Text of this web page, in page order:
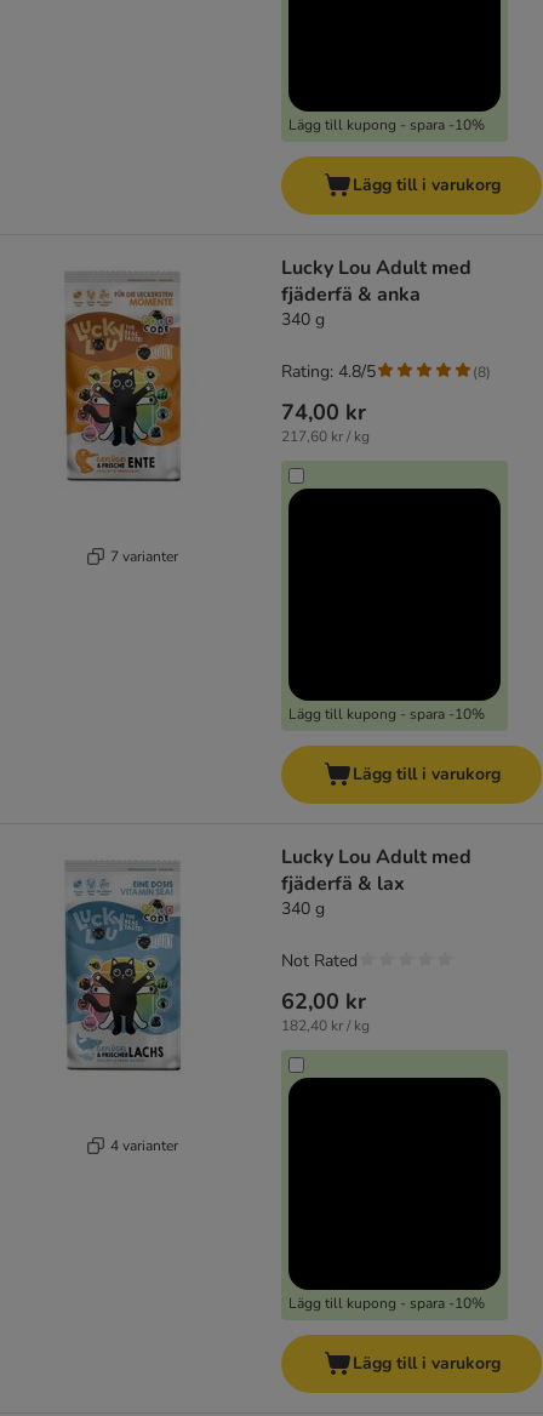
Lägg till kupong - spara -10%
Lägg till i varukorg
7 varianter
Lucky Lou Adult med
fjäderfä & anka
340 g
74,00 kr
217,60 kr / kg
Lägg till kupong - spara -10%
Rating: 4.8/5 (8)
Lägg till i varukorg
4 varianter
Lucky Lou Adult med
fjäderfä & lax
340 g
62,00 kr
182,40 kr / kg
Lägg till kupong - spara -10%
Not Rated
Lägg till i varukorg